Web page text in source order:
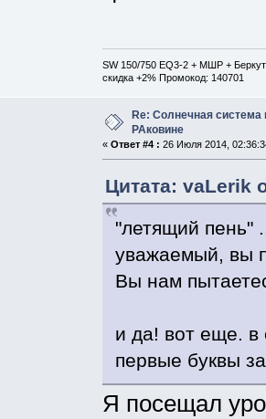
SW 150/750 EQ3-2 + МШР +
скидка +2% Промокод: 140701
Re: Солнечная система
РАковине
« Ответ #4 : 26 Июля 2014,
Цитата: vaLerik
"летящий пень"
уважаемый, вы
Вы нам
и да! вот еще. в
первые буквы
Я посещал